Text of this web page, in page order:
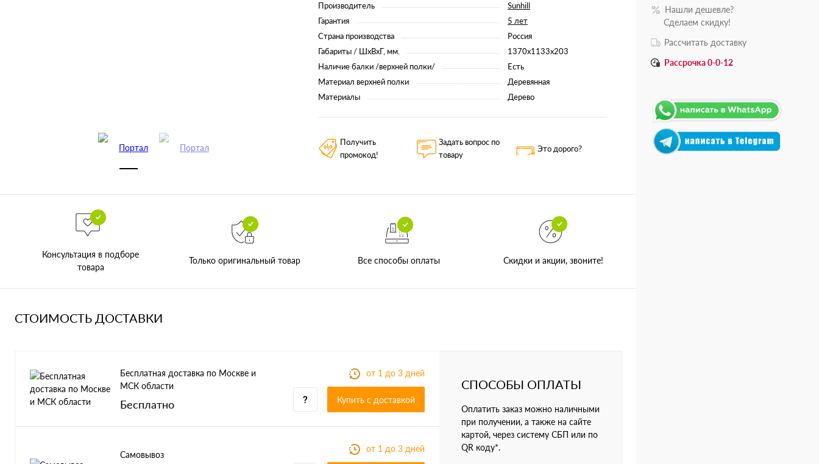
Производитель
Sunhill
Гарантия
5 лет
Страна производства
Россия
Габариты / ШхВхГ, мм.
1370x1133x203
Наличие балки /верхней полки/
Есть
Материал верхней полки
Деревянная
Материалы
Дерево
Получить
промокод!
Задать вопрос по
товару
Это дорого?
Консультация в подборе
товара
Только оригинальный товар Все способы оплаты Скидки и акции, звоните!
СТОИМОСТЬ ДОСТАВКИ
Бесплатная доставка по Москве и
МСК области
Бесплатно
от 1 до 3 дней
Купить c доставкой
Самовывоз
от 1 до 3 дней
СПОСОБЫ ОПЛАТЫ
Оплатить заказ можно наличными
при получении, а также на сайте
картой, через систему СБП или по
QR коду*.
Нашли дешевле?
Сделаем скидку!
Рассчитать доставку
Рассрочка 0-0-12